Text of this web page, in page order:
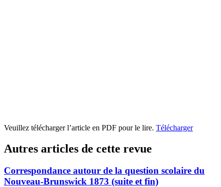
Veuillez télécharger l’article en PDF pour le lire. Télécharger
Autres articles de cette revue
Correspondance autour de la question scolaire du
Nouveau-Brunswick 1873 (suite et fin)